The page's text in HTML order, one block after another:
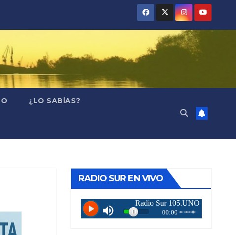
¿LO SABÍAS?
RADIO SUR EN VIVO